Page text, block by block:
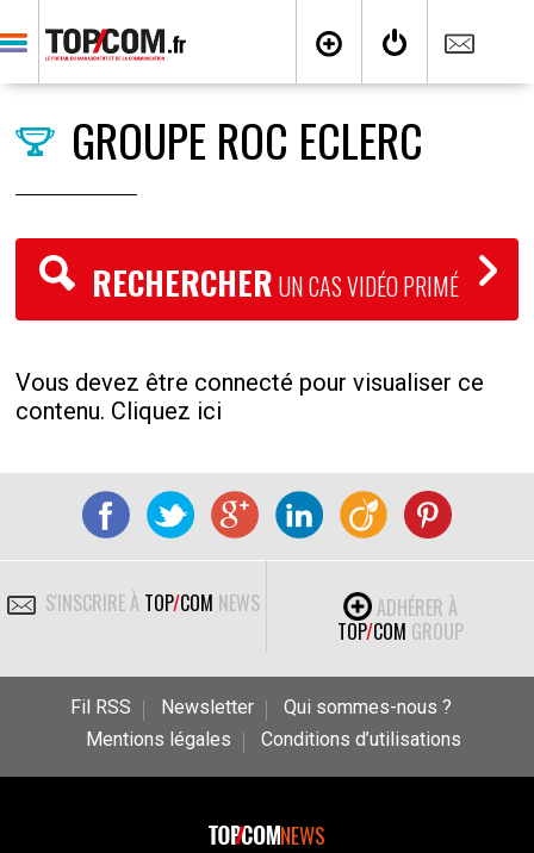
GROUPE ROC ECLERC
RECHERCHER UN CAS VIDÉO PRIMÉ
Vous devez être connecté pour visualiser ce
contenu. Cliquez ici
S'INSCRIRE À TOP/COM NEWS
ADHÉRER À
TOP/COM GROUP
Fil RSS Newsletter
Qui sommes-nous ?
Mentions légales
Conditions d’utilisations
NEWS